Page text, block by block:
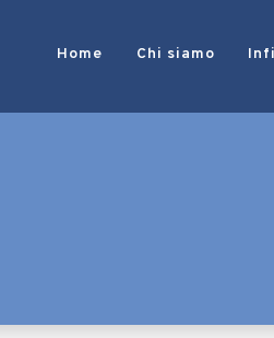
Home Chi siamo